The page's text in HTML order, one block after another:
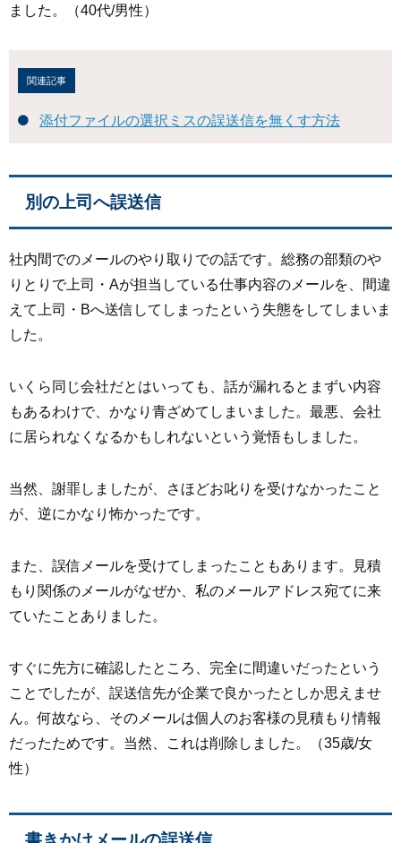
ました。（40代/男性）
関連記事
添付ファイルの選択ミスの誤送信を無くす方法
別の上司へ誤送信
社内間でのメールのやり取りでの話です。総務の部類のや
りとりで上司・Aが担当している仕事内容のメールを、間違
えて上司・Bへ送信してしまったという失態をしてしまいま
した。
いくら同じ会社だとはいっても、話が漏れるとまずい内容
もあるわけで、かなり青ざめてしまいました。最悪、会社
に居られなくなるかもしれないという覚悟もしました。
当然、謝罪しましたが、さほどお叱りを受けなかったこと
が、逆にかなり怖かったです。
また、誤信メールを受けてしまったこともあります。見積
もり関係のメールがなぜか、私のメールアドレス宛てに来
ていたことありました。
すぐに先方に確認したところ、完全に間違いだったという
ことでしたが、誤送信先が企業で良かったとしか思えませ
ん。何故なら、そのメールは個人のお客様の見積もり情報
だったためです。当然、これは削除しました。（35歳/女
性）